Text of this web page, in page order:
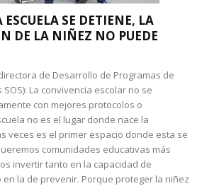
SE DETIENE, LA
DE LA NIÑEZ NO PUEDE
de Desarrollo de Programas de
La convivencia escolar no se
con mejores protocolos o
no es el lugar donde nace la
veces es el primer espacio donde esta se
comunidades educativas más
invertir tanto en la capacidad de
en la de prevenir. Porque proteger la niñez